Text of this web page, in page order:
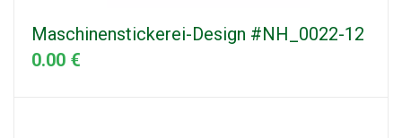
Maschinenstickerei-Design #NH_0022-12
0.00 €